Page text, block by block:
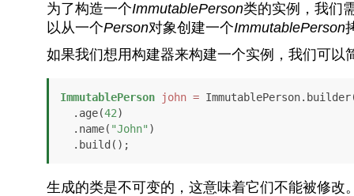
为了构造一个ImmutablePerson类的实例，我们
以从一个Person对象创建一个ImmutablePerson
如果我们想用构建器来构建一个实例，我们可以
ImmutablePerson john =
  .age(
42)
  .name(
"John" )
  .build();
生成的类是不可变的，这意味着它们不能被修改